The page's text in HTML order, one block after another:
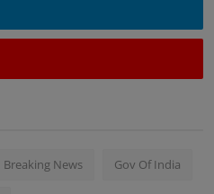
Breaking News Gov Of India